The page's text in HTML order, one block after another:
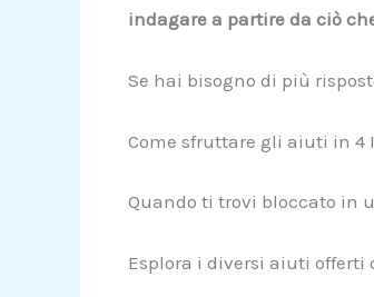
indagare a partire da ciò
Se hai bisogno di più
Come sfruttare gli aiuti in 4
Quando ti trovi bloccato in
Esplora i diversi aiuti offerti